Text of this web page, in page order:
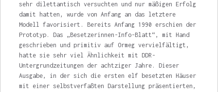
sehr dilettantisch versuch­ten und nur mäßigen Erfolg
damit hatten, wurde von Anfang an das letztere
Modell favo­risiert. Bereits Anfang 1990 erschien der
Proto­typ. Das „Besetzerinnen-Info-Blatt“, mit Hand
geschrieben und primitiv auf Ormeg vervielfäl­tigt,
hatte sie sehr viel Ähnlichkeit mit DDR-
Untergrundzeitungen der achtziger Jahre. Die­ser
Ausgabe, in der sich die ersten elf besetzten Häuser
mit einer selbstverfaßten Darstellung präsentierten,